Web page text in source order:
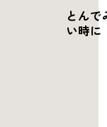
とん
い時に